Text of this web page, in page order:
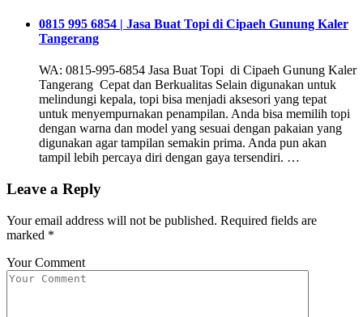
0815 995 6854 | Jasa Buat Topi di Cipaeh Gunung Kaler
Tangerang
WA: 0815-995-6854 Jasa Buat Topi di Cipaeh Gunung Kaler
Tangerang Cepat dan Berkualitas Selain digunakan untuk
melindungi kepala, topi bisa menjadi aksesori yang tepat
untuk menyempurnakan penampilan. Anda bisa memilih topi
dengan warna dan model yang sesuai dengan pakaian yang
digunakan agar tampilan semakin prima. Anda pun akan
tampil lebih percaya diri dengan gaya tersendiri. …
Leave a Reply
Your email address will not be published. Required fields are
marked *
Your Comment